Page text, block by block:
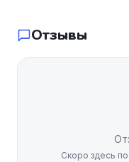
Отзывы
Скоро здесь